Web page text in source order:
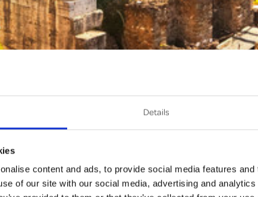
Details
content and ads, to provide social media features
of our site with our social media, advertising and